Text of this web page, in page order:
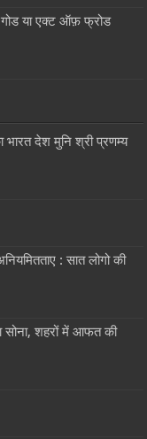
या एक्ट ऑफ़ फ्रोड
देश मुनि श्री प्रणम्य
नही नए
: सात लोगो की
शहरों में आफत की